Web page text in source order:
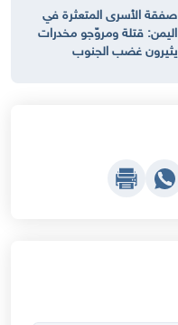
صفقة الأسرى المتعثرة في
اليمن: قتلة ومروّجو مخدرات
يثيرون غضب الجنوب